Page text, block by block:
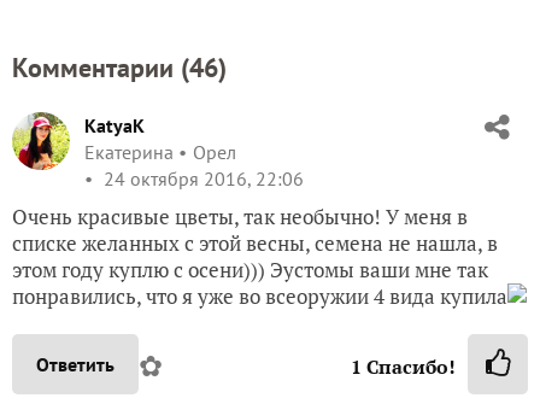
Комментарии (46)
KatyaK
Екатерина
Орел
24 октября 2016, 22:06
Очень красивые цветы, так необычно! У меня в
списке желанных с этой весны, семена не нашла, в
этом году куплю с осени))) Эустомы ваши мне так
понравились, что я уже во всеоружии 4 вида купила
Ответить ✿ 1 Спасибо!